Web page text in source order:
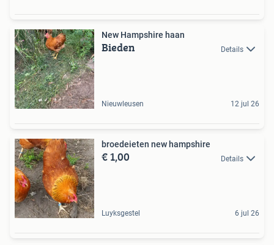
New Hampshire haan
Bieden Details
Nieuwleusen 12 jul 26
broedeieten new hampshire
€ 1,00 Details
Luyksgestel 6 jul 26